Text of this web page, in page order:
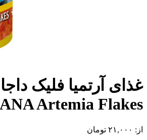
غذای آرتمیا فلیک
Artemia Flakes
از: ۲۱,۰۰۰ تومان